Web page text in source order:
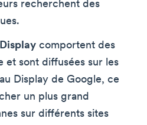
recherchent des
comportent des
et sont diffusées sur les
Display de Google, ce
un plus grand
sur différents sites